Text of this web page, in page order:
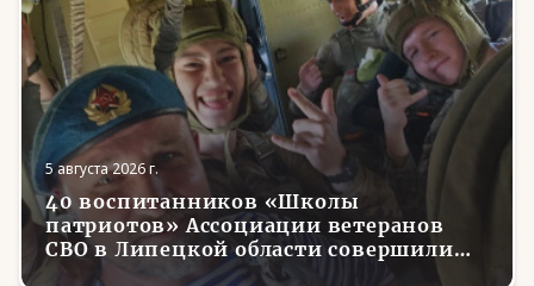
5 августа 2026 г.
40 воспитанников «Школы
патриотов» Ассоциации ветеранов
СВО в Липецкой области совершили
первые парашютные прыжки